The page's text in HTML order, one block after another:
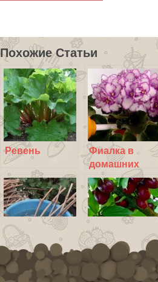
Похожие Статьи
Ревень
Фиалка в
домашних
условиях:
особенности
ухода за
цветком
Размножение
винограда
Зеленое
черенкование